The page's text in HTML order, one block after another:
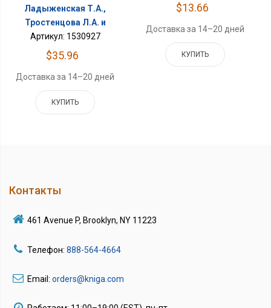
Ладыженская Т.А.,
Тростенцова Л.А. и
Артикул: 1530927
$35.96
Доставка за 14–20 дней
КУПИТЬ
$13.66
Доставка за 14–20 дней
КУПИТЬ
Контакты
461 Avenue P, Brooklyn, NY 11223
Телефон: 888-564-4664
Email: orders@kniga.com